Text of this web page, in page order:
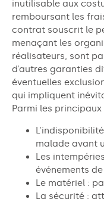
inutilisable aux
remboursant les
contrat souscrit le
menaçant les
réalisateurs, sont
d’autres garanties
éventuelles
qui impliquent
Parmi les principaux
malade avant
Les
événements
Le matériel :
La sécurité :